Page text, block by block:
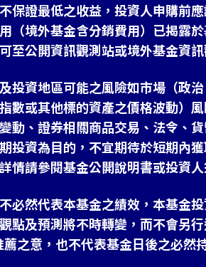
保證最低之收益，投資人申購前
（境外基金含分銷費用）已揭露
至公開資訊觀測站或境外基金資訊
投資地區可能之風險如市場（政
數或其他標的資產之價格波動）
動、證券相關商品交易、法令、
投資為目的，不宜期待於短期內
情請參閱基金公開說明書或投資人
必然代表本基金之績效，本基金
點及預測將不時轉變，而不會另
之意，也不代表基金日後之必然